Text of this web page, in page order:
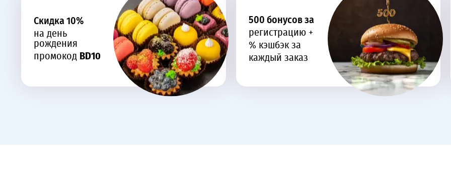
Cкидка 10%
на день
рождения
промокод BD10
500 бонусов за
регистрацию +
% кэшбэк за
каждый заказ